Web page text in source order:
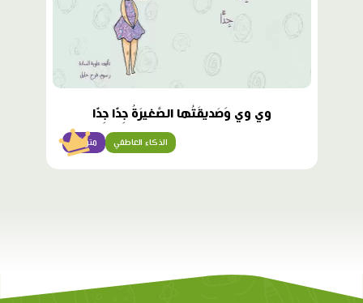
وي وي وَصَديقَتُها الصَّغيرَةُ جِدًّا جِدًّا
متوسّط الذكاء العاطفي